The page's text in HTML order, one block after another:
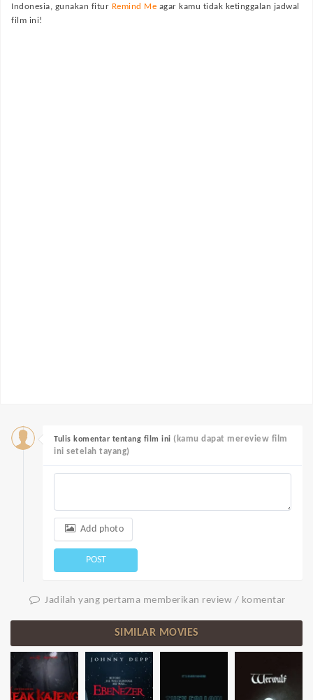
Indonesia, gunakan fitur Remind Me agar kamu tidak ketinggalan jadwal
film ini!
Tulis komentar tentang film ini (kamu dapat mereview film
ini setelah tayang)
Add photo
POST
Jadilah yang pertama memberikan review / komentar
SIMILAR MOVIES